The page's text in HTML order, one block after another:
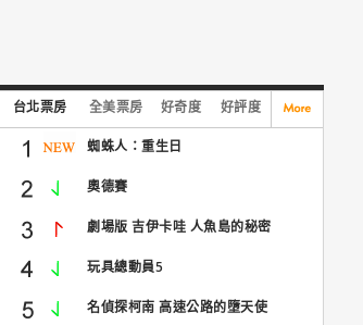
台北票房 全美票房 好奇度 好評度
蜘蛛人：重生日
奧德賽
劇場版 吉伊卡哇 人魚島的秘密
玩具總動員5
名偵探柯南 高速公路的墮天使